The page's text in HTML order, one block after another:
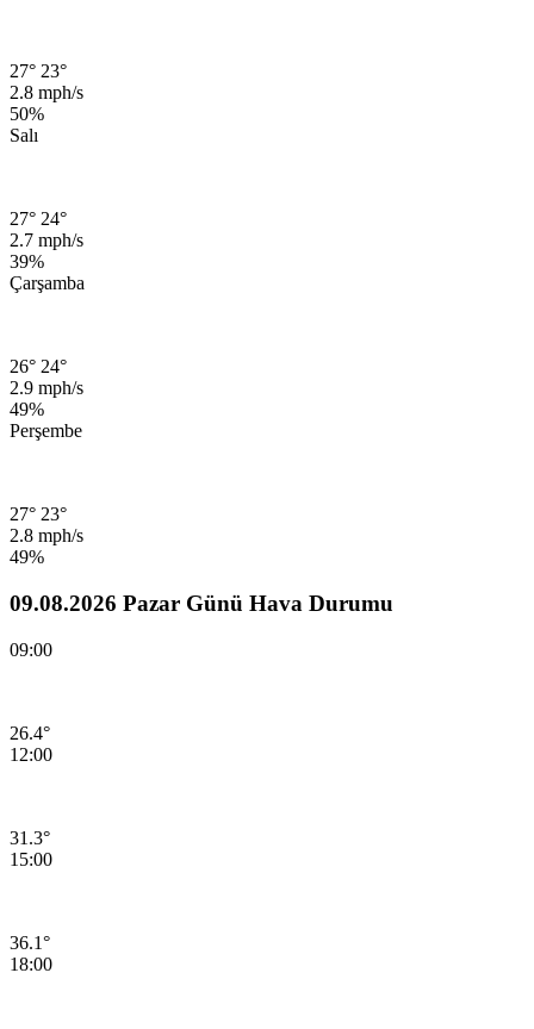
27° 23°
2.8 mph/s
50%
Salı
27° 24°
2.7 mph/s
39%
Çarşamba
26° 24°
2.9 mph/s
49%
Perşembe
27° 23°
2.8 mph/s
49%
09.08.2026 Pazar Günü Hava Durumu
09:00
26.4°
12:00
31.3°
15:00
36.1°
18:00